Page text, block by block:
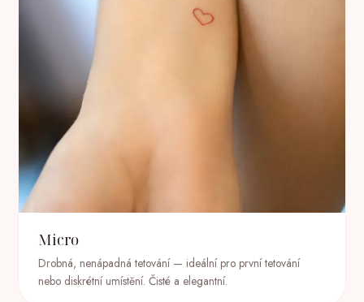
Micro
Drobná, nenápadná tetování — ideální pro první tetování
nebo diskrétní umístění. Čisté a elegantní.